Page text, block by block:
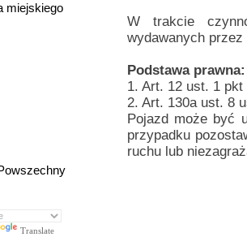
miejskiego
Translate
W trakcie
wydawanych przez
Podstawa prawna:
1. Art. 12 ust. 1
2. Art. 130a ust. 8
Pojazd może być
przypadku
ruchu lub